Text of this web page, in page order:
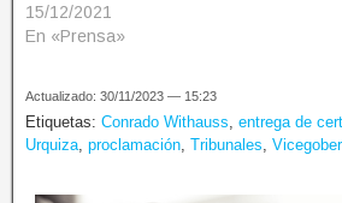
15/12/2021
En «Prensa»
Actualizado: 30/11/2023 — 15:23
Etiquetas: Conrado Withauss, entrega de
Urquiza, proclamación, Tribunales,